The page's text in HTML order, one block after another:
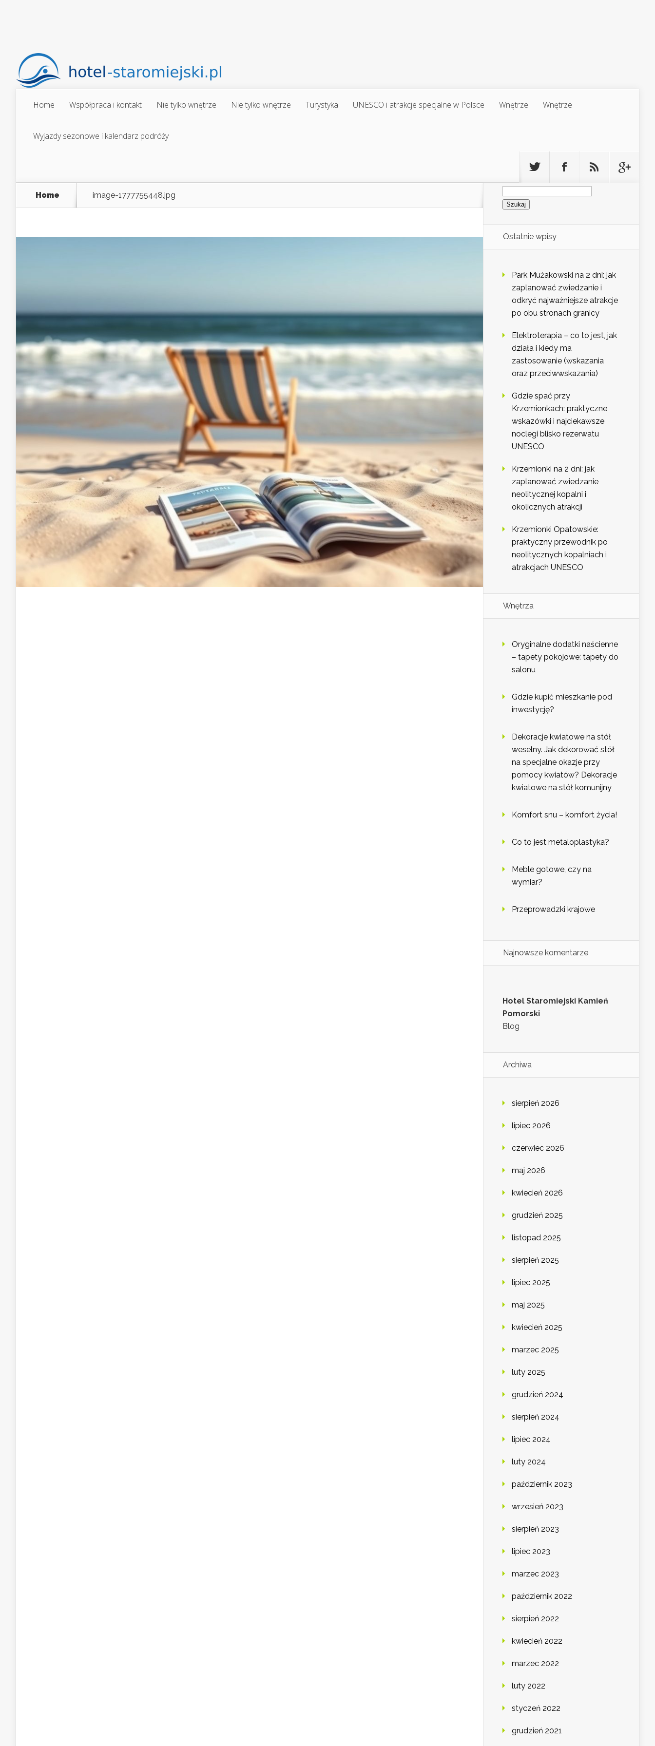
Home Współpraca i kontakt Nie tylko wnętrze Nie tylko wnętrze Turystyka UNESCO i atrakcje specjalne w Polsce Wnętrze Wnętrze
Wyjazdy sezonowe i kalendarz podróży
Home image-1777755448.jpg
Szukaj:
Ostatnie wpisy
Park Mużakowski na 2 dni: jak
zaplanować zwiedzanie i
odkryć najważniejsze atrakcje
po obu stronach granicy
Elektroterapia – co to jest, jak
działa i kiedy ma
zastosowanie (wskazania
oraz przeciwwskazania)
Gdzie spać przy
Krzemionkach: praktyczne
wskazówki i najciekawsze
noclegi blisko rezerwatu
UNESCO
Krzemionki na 2 dni: jak
zaplanować zwiedzanie
neolitycznej kopalni i
okolicznych atrakcji
Krzemionki Opatowskie:
praktyczny przewodnik po
neolitycznych kopalniach i
atrakcjach UNESCO
Wnętrza
Oryginalne dodatki naścienne
– tapety pokojowe: tapety do
salonu
Gdzie kupić mieszkanie pod
inwestycję?
Dekoracje kwiatowe na stół
weselny. Jak dekorować stół
na specjalne okazje przy
pomocy kwiatów? Dekoracje
kwiatowe na stół komunijny
Komfort snu – komfort życia!
Co to jest metaloplastyka?
Meble gotowe, czy na
wymiar?
Przeprowadzki krajowe
Najnowsze komentarze
Hotel Staromiejski Kamień
Pomorski
Blog
Archiwa
sierpień 2026
lipiec 2026
czerwiec 2026
maj 2026
kwiecień 2026
grudzień 2025
listopad 2025
sierpień 2025
lipiec 2025
maj 2025
kwiecień 2025
marzec 2025
luty 2025
grudzień 2024
sierpień 2024
lipiec 2024
luty 2024
październik 2023
wrzesień 2023
sierpień 2023
lipiec 2023
marzec 2023
październik 2022
sierpień 2022
kwiecień 2022
marzec 2022
luty 2022
styczeń 2022
grudzień 2021